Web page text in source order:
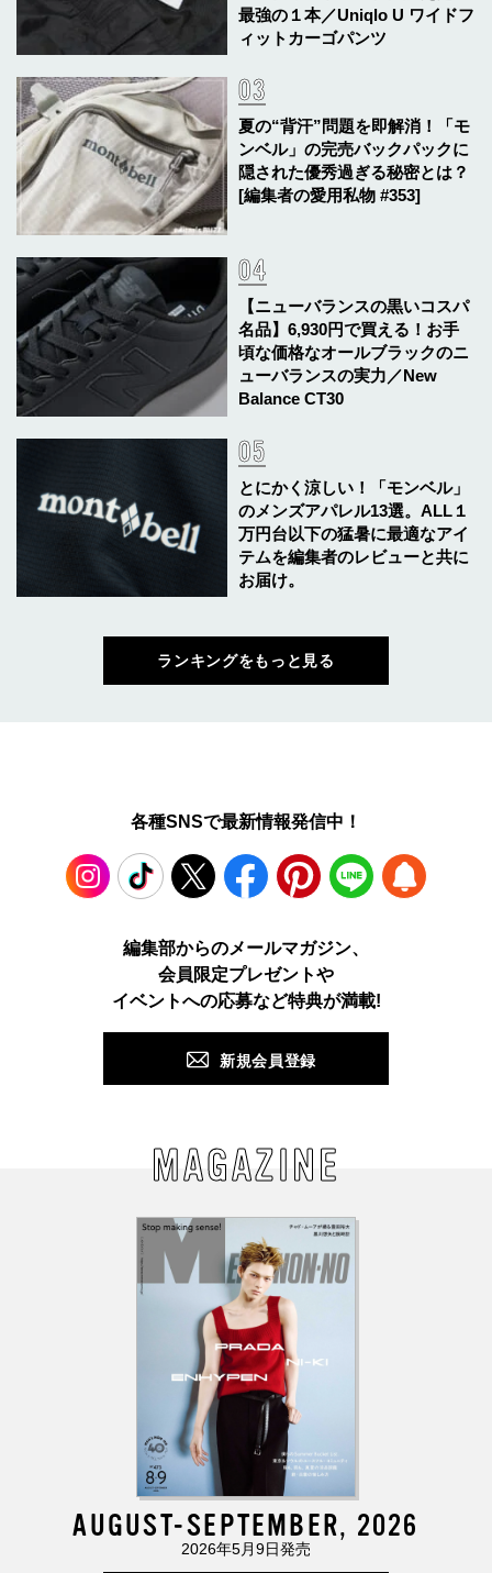
最強の１本／Uniqlo U ワイドフ
ィットカーゴパンツ
夏の“背汗”問題を即解消！「モ
ンベル」の完売バックパックに
隠された優秀過ぎる秘密とは？
[編集者の愛用私物 #353]
【ニューバランスの黒いコスパ
名品】6,930円で買える！お手
頃な価格なオールブラックのニ
ューバランスの実力／New
Balance CT30
とにかく涼しい！「モンベル」
のメンズアパレル13選。ALL１
万円台以下の猛暑に最適なアイ
テムを編集者のレビューと共に
お届け。
ランキングをもっと見る
各種SNSで最新情報発信中！
TikTok Facebook Pinterest LINE
編集部からのメールマガジン、
会員限定プレゼントや
イベントへの応募など特典が満載!
新規会員登録
MAGAZINE
AUGUST-SEPTEMBER, 2026
2026年5月9日発売